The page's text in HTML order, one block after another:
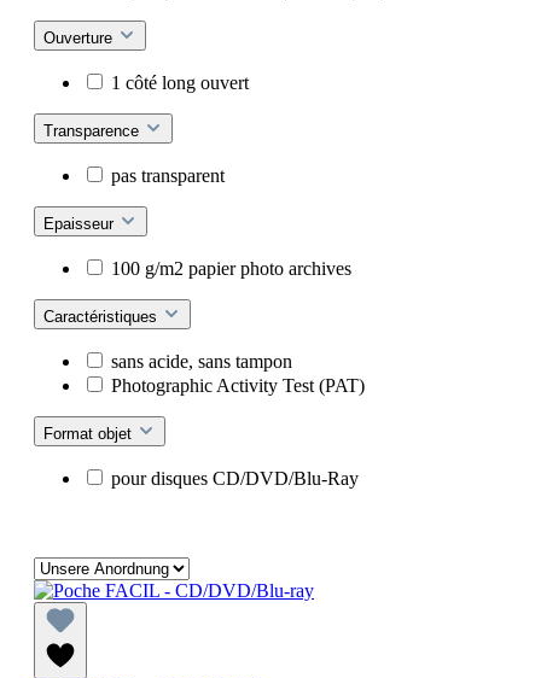
Ouverture
1 côté long ouvert
Transparence
pas transparent
Epaisseur
100 g/m2 papier photo archives
Caractéristiques
sans acide, sans tampon
Photographic Activity Test (PAT)
Format objet
pour disques CD/DVD/Blu-Ray